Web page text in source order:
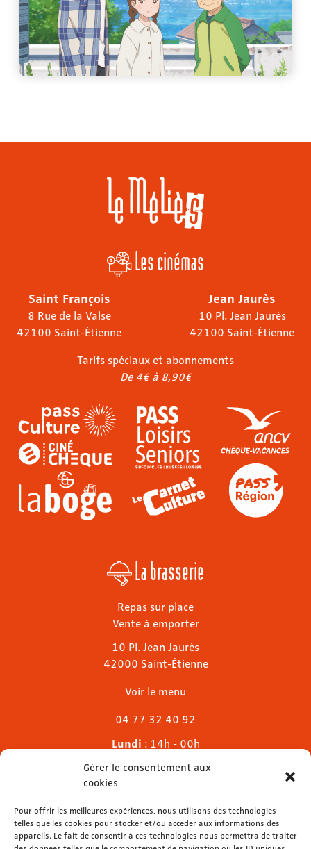
Gérer le consentement aux
cookies
Pour offrir les meilleures expériences, nous utilisons des technologies
telles que les cookies pour stocker et/ou accéder aux informations des
appareils. Le fait de consentir à ces technologies nous permettra de traiter
Les cinémas
Saint François
8 Rue de la Valse
42100 Saint-Étienne
Jean Jaurès
10 Pl. Jean Jaurès
42100 Saint-Étienne
Tarifs spéciaux et abonnements
De 4€ à 8,90€
La brasserie
Repas sur place
Vente à emporter
10 Pl. Jean Jaurès
42000 Saint-Étienne
Voir le menu
04 77 32 40 92
Lundi : 14h - 00h
Mardi & mercredi
Jeudi
Dimanche: 11h - 00h